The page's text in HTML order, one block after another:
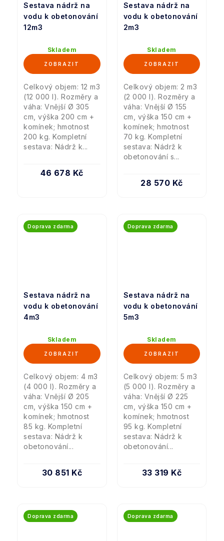
Sestava nádrž na
vodu k obetonování
12m3
Skladem
46 678 Kč
Celkový objem: 12 m3
(12 000 l). Rozměry a
váha: Vnější Ø 305
cm, výška 200 cm +
komínek; hmotnost
200 kg. Kompletní
sestava: Nádrž k...
Sestava nádrž na
vodu k obetonování
2m3
Skladem
28 570 Kč
Celkový objem: 2 m3
(2 000 l). Rozměry a
váha: Vnější Ø 155
cm, výška 150 cm +
komínek; hmotnost
70 kg. Kompletní
sestava: Nádrž k
obetonování s...
Sestava nádrž na
vodu k obetonování
4m3
Doprava zdarma
Skladem
30 851 Kč
Celkový objem: 4 m3
(4 000 l). Rozměry a
váha: Vnější Ø 205
cm, výška 150 cm +
komínek; hmotnost
85 kg. Kompletní
sestava: Nádrž k
obetonování...
Sestava nádrž na
vodu k obetonování
5m3
Doprava zdarma
Skladem
33 319 Kč
Celkový objem: 5 m3
(5 000 l). Rozměry a
váha: Vnější Ø 225
cm, výška 150 cm +
komínek; hmotnost
95 kg. Kompletní
sestava: Nádrž k
obetonování...
Doprava zdarma Doprava zdarma